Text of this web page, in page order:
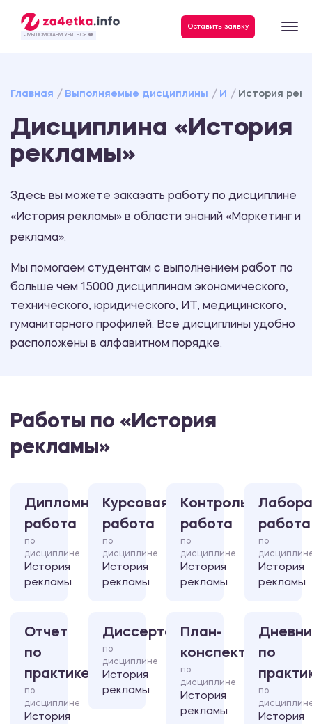
- МЫ ПОМОГАЕМ УЧИТЬСЯ ❤️
Оставить заявку
Главная Выполняемые дисциплины И История
Дисциплина «История
рекламы»
Здесь вы можете заказать работу по дисциплине
«История рекламы» в области знаний «Маркетинг и
реклама».
Мы помогаем студентам с выполнением работ по
больше чем 15000 дисциплинам экономического,
технического, юридического, ИТ, медицинского,
гуманитарного профилей. Все дисциплины удобно
расположены в алфавитном порядке.
Работы по «История
рекламы»
Дипломная
работа
по
дисциплине
История
рекламы
Курсовая
работа
по
дисциплине
История
рекламы
Контрольная
работа
по
дисциплине
История
рекламы
работа
по
История
рекламы
Отчет
по
практике
по
дисциплине
История
Диссертация
по
дисциплине
История
рекламы
План-
конспект
по
дисциплине
История
рекламы
по
по
История